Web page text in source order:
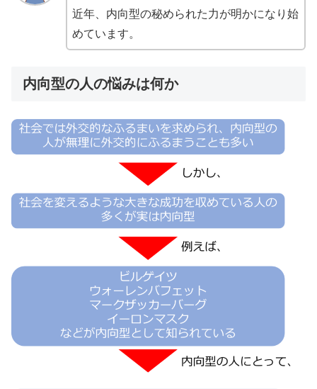
近年、内向型の秘められた力が明かになり始
めています。
内向型の人の悩みは何か